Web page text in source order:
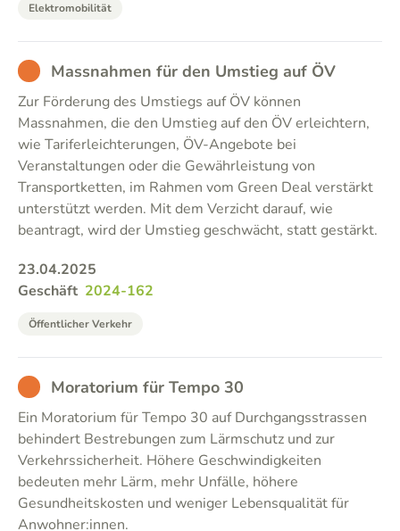
Elektromobilität
BAD Massnahmen für den Umstieg auf ÖV
Zur Förderung des Umstiegs auf ÖV können
Massnahmen, die den Umstieg auf den ÖV erleichtern,
wie Tariferleichterungen, ÖV-Angebote bei
Veranstaltungen oder die Gewährleistung von
Transportketten, im Rahmen vom Green Deal verstärkt
unterstützt werden. Mit dem Verzicht darauf, wie
beantragt, wird der Umstieg geschwächt, statt gestärkt.
23.04.2025
Geschäft 2024-162
Öffentlicher Verkehr
BAD Moratorium für Tempo 30
Ein Moratorium für Tempo 30 auf Durchgangsstrassen
behindert Bestrebungen zum Lärmschutz und zur
Verkehrssicherheit. Höhere Geschwindigkeiten
bedeuten mehr Lärm, mehr Unfälle, höhere
Gesundheitskosten und weniger Lebensqualität für
Anwohner:innen.